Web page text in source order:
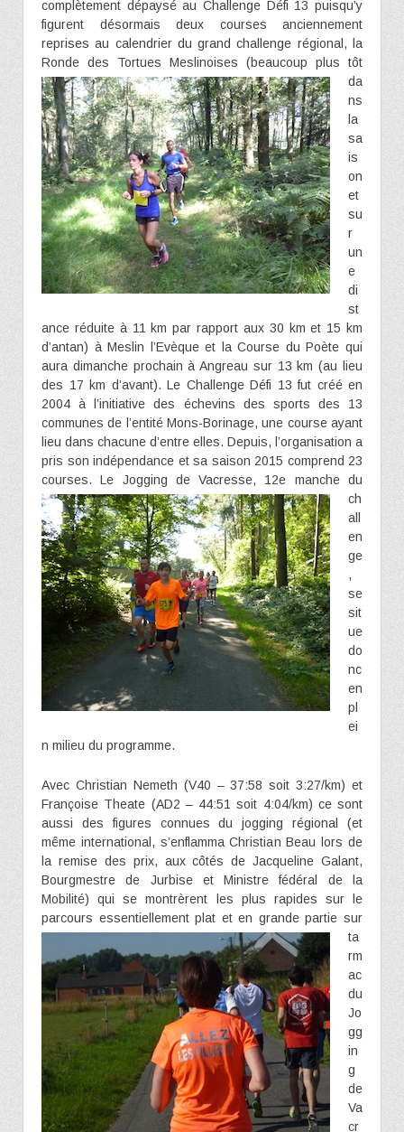
complètement dépaysé au Challenge Défi 13 puisqu’y
figurent désormais deux courses anciennement
reprises au calendrier du grand challenge régional, la
Ronde des Tortues Meslinoises (beaucoup plus tôt
da
ns
la
sa
is
on
et
su
r
un
e
di
st
ance réduite à 11 km par rapport aux 30 km et 15 km
d’antan) à Meslin l’Evèque et la Course du Poète qui
aura dimanche prochain à Angreau sur 13 km (au lieu
des 17 km d’avant). Le Challenge Défi 13 fut créé en
2004 à l’initiative des échevins des sports des 13
communes de l’entité Mons-Borinage, une course ayant
lieu dans chacune d’entre elles. Depuis, l’organisation a
pris son indépendance et sa saison 2015 comprend 23
courses. Le Jogging deVacresse, 12e manche du
ch
all
en
ge
,
se
sit
ue
do
nc
en
pl
ei
n milieu du programme.
Avec Christian Nemeth (V40 – 37:58 soit 3:27/km) et
Françoise Theate (AD2 – 44:51 soit 4:04/km) ce sont
aussi des figures connues du jogging régional (et
même international, s’enflamma Christian Beau lors de
la remise des prix, aux côtés de Jacqueline Galant,
Bourgmestre de Jurbise et Ministre fédéral de la
Mobilité) qui se montrèrent les plus rapides sur le
parcours essentiellement plat et en grande partie sur
ta
rm
ac
du
Jo
gg
in
g
de
Va
cr